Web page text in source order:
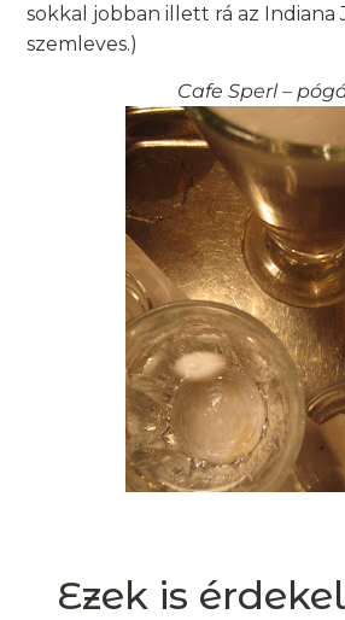
sokkal jobban illett rá az Indiana
szemleves.)
Cafe Sperl –
Ezek is